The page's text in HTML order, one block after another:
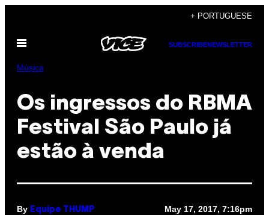
content
+ PORTUGUESE
Open
SUBSCRIBENEWSLETTER
Música
Os ingressos do RBMA
Festival São Paulo já
estão à venda
By Equipe THUMP May 17, 2017, 7:16pm